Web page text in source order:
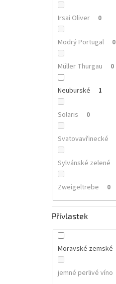
Irsai Oliver 0
Modrý Portugal 0
Müller Thurgau 0
Neuburské 1
Solaris 0
Svatovavřinecké
Sylvánské zelené
Zweigeltrebe 0
Přívlastek
Moravské zemské
jemné perlivé víno